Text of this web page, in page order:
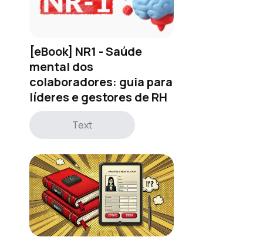
[eBook] NR1 - Saúde
mental dos
colaboradores: guia para
líderes e gestores de RH
Text